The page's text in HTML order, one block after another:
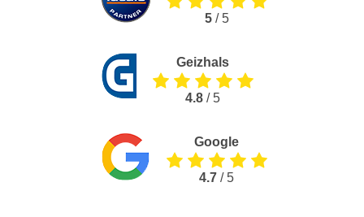
5/ 5
Geizhals
4.8 / 5
Google
4.7 / 5